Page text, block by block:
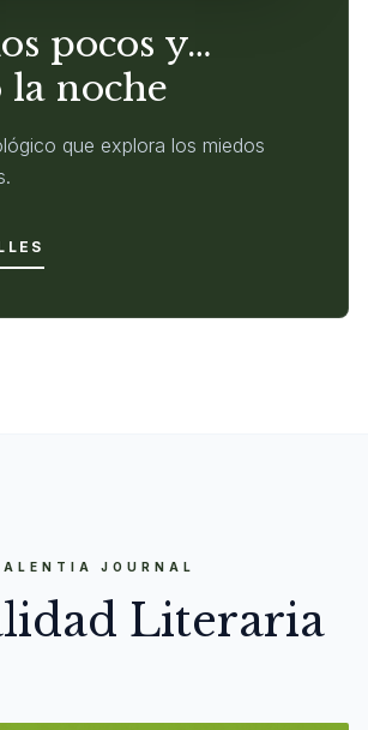
pocos y…
la noche
que explora los miedos
ALENTIA JOURNAL
Literaria